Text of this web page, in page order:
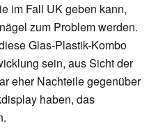
im Fall UK geben kann,
zum Problem werden.
Glas-Plastik-Kombo
sein, aus Sicht der
eher Nachteile gegenüber
haben, das